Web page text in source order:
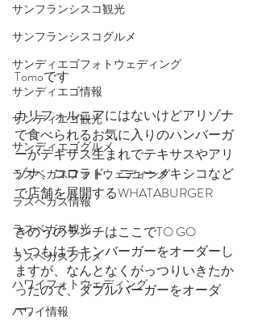
サンフランシスコ観光
サンフランシスコグルメ
サンディエゴフォトウェディング
サンディエゴ情報
サンディエゴ観光
サンディエゴグルメ
ラスベガスフォトウェディング
ラスベガス情報
ラスベガス観光
ラスベガスグルメ
ハワイフォトウェディング
ハワイ情報
Tomoです
カリフォルニアにはないけどアリゾナ
で食べられるお気に入りのハンバーガ
ーがテキサス生まれでテキサスやアリ
ゾナ、コロラド、ニューメキシコなど
で店舗を展開するWHATABURGER
きのうのランチはここでTO GO
いつもはチキンバーガーをオーダーし
ますが、なんとなくがっつりいきたか
ったので、ダブルバーガーをオーダ
ー。